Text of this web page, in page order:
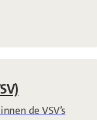
de VSV’s